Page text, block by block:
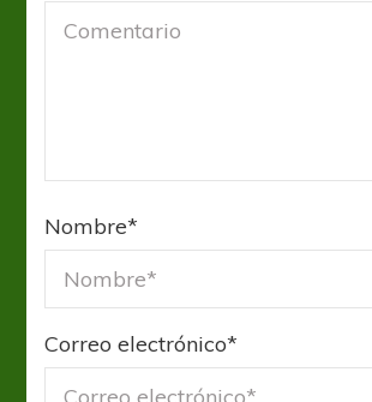
Nombre*
Correo electrónico*